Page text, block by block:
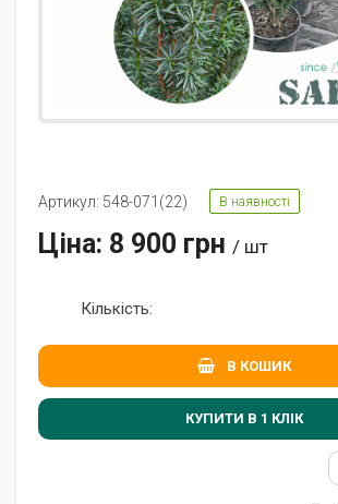
Артикул: 548-071(22) В наявності
Ціна: 8 900 грн / шт
Кількість:
В КОШИК
КУПИТИ В 1 КЛIК